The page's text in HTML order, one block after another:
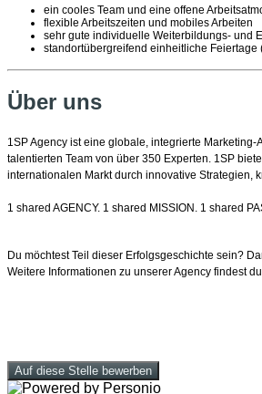
ein cooles Team und eine offene
flexible Arbeitszeiten und mobiles Arbeiten
sehr gute individuelle Weiterbildungs- und
standortübergreifend einheitliche
Über uns
1SP Agency ist eine globale, integrierte
talentierten Team von über 350 Experten. 1SP
internationalen Markt durch innovative Strategien,
1 shared AGENCY. 1 shared MISSION. 1 shared
Du möchtest Teil dieser Erfolgsgeschichte sein?
Weitere Informationen zu unserer Agency findest
Auf diese Stelle bewerben